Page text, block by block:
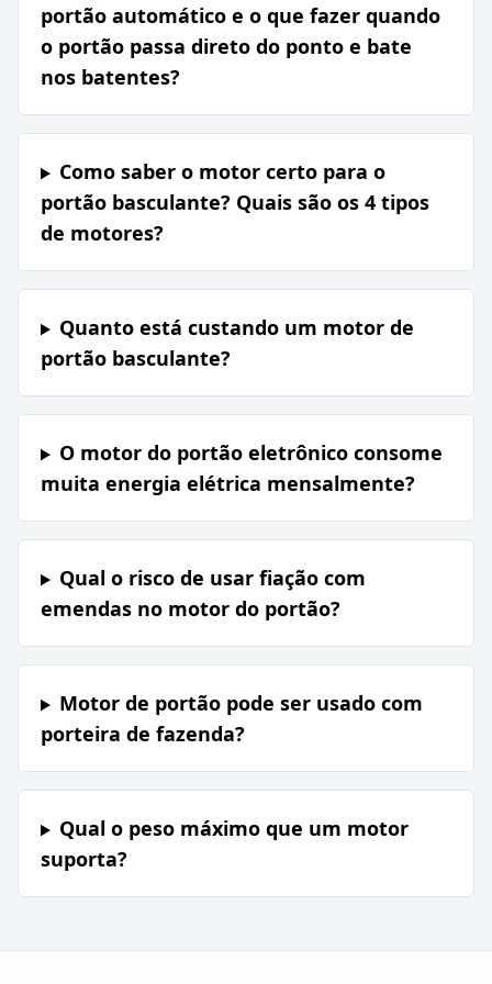
portão automático e o que fazer quando
o portão passa direto do ponto e bate
nos batentes?
Como saber o motor certo para o
portão basculante? Quais são os 4 tipos
de motores?
Quanto está custando um motor de
portão basculante?
O motor do portão eletrônico consome
muita energia elétrica mensalmente?
Qual o risco de usar fiação com
emendas no motor do portão?
Motor de portão pode ser usado com
porteira de fazenda?
Qual o peso máximo que um motor
suporta?